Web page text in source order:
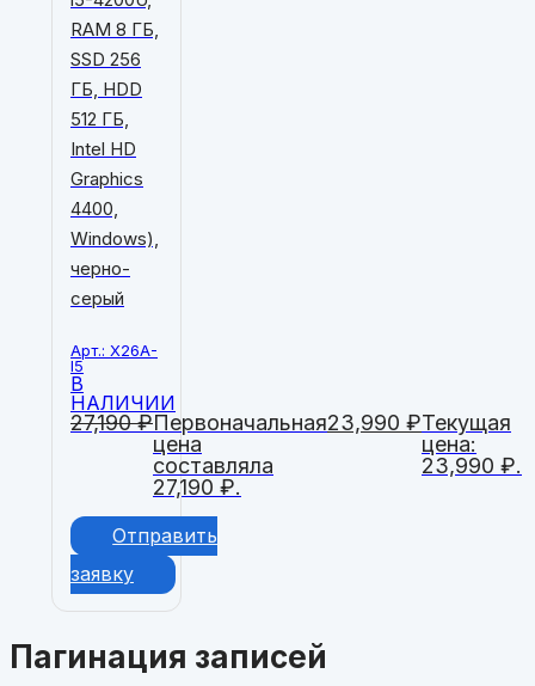
27,190₽Первоначальная
цена
составляла
27,190 ₽.
23,990 ₽Текущая
цена:
23,990 ₽.
RAM 8 ГБ,
SSD 256
ГБ, HDD
512 ГБ,
Intel HD
Graphics
4400,
Windows),
черно-
серый
Арт.: X26A-
I5
В
НАЛИЧИИ
Отправить
заявку
Пагинация записей